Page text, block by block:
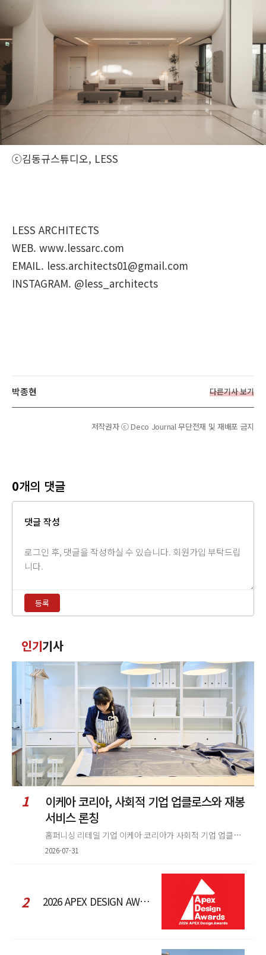
ⓒ김동규스튜디오, LESS
LESS ARCHITECTS
WEB. www.lessarc.com
EMAIL. less.architects01@gmail.com
INSTAGRAM. @less_architects
박종현 다른기사 보기
저작권자 ⓒ Deco Journal 무단전재 및 재배포 금지
0개의 댓글
댓글 작성
력
등록
글
인기기사
1
이케아 코리아, 사회적 기업 업클로스와 재봉
서비스 론칭
홈퍼니싱 리테일 기업 이케아 코리아가 사회적 기업 업클로스(Upcloth)와 협력해 재봉 서비스를 선보인다. 이번 협업은 이케
2026-07-31
2 2026 APEX DESIGN AWARDS